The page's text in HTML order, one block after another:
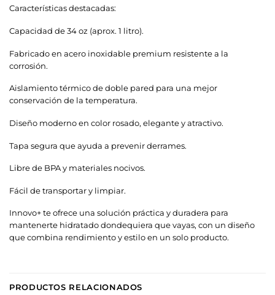
Características destacadas:
Capacidad de 34 oz (aprox. 1 litro).
Fabricado en acero inoxidable premium resistente a la
corrosión.
Aislamiento térmico de doble pared para una mejor
conservación de la temperatura.
Diseño moderno en color rosado, elegante y atractivo.
Tapa segura que ayuda a prevenir derrames.
Libre de BPA y materiales nocivos.
Fácil de transportar y limpiar.
Innovo+ te ofrece una solución práctica y duradera para
mantenerte hidratado dondequiera que vayas, con un diseño
que combina rendimiento y estilo en un solo producto.
PRODUCTOS RELACIONADOS